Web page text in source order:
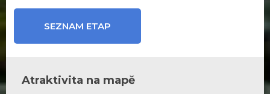
SEZNAM ETAP
Atraktivita na mapě